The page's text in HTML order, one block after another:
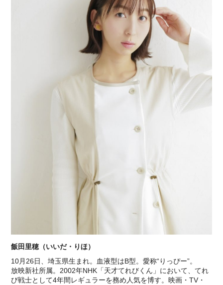
飯田里穂（いいだ・りほ）
10月26日、埼玉県生まれ。血液型はB型。愛称“りっぴー”。
放映新社所属。2002年NHK「天才てれびくん」において、てれ
び戦士として4年間レギュラーを務め人気を博す。映画・TV・